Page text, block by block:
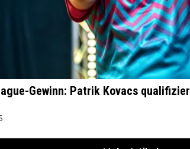
Gewinn: Patrik Kovacs